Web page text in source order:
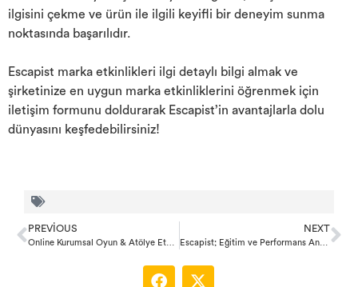
ilgisini çekme ve ürün ile ilgili keyifli bir deneyim sunma
noktasında başarılıdır.
Escapist marka etkinlikleri ilgi detaylı bilgi almak ve
şirketinize en uygun marka etkinliklerini öğrenmek için
iletişim formunu doldurarak Escapist’in avantajlarla dolu
dünyasını keşfedebilirsiniz!
PREVIOUS NEXT
Escapist; Eğitim ve Performans Analiz Etkinlikleri